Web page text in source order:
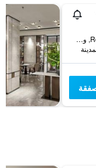
2 Renmin Middle Road, وشى, الصين